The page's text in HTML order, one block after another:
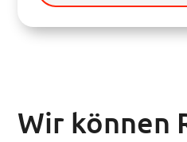
Wir können